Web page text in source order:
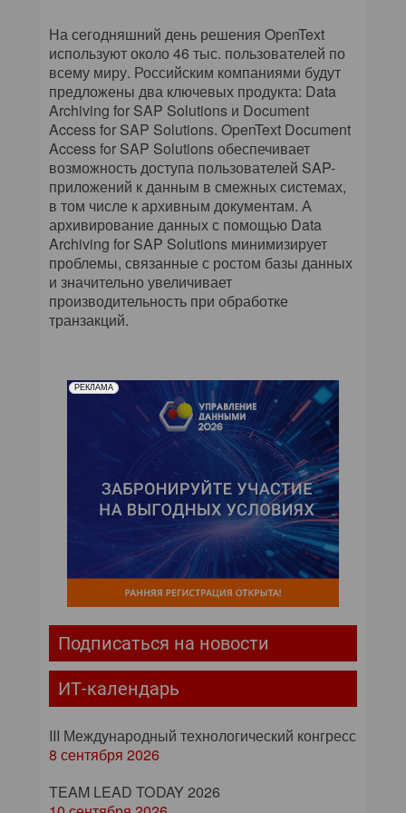
На сегодняшний день решения OpenText
используют около 46 тыс. пользователей по
всему миру. Российским компаниями будут
предложены два ключевых продукта: Data
Archiving for SAP Solutions и Document
Access for SAP Solutions. OpenText Document
Access for SAP Solutions обеспечивает
возможность доступа пользователей SAP-
приложений к данным в смежных системах,
в том числе к архивным документам. А
архивирование данных с помощью Data
Archiving for SAP Solutions минимизирует
проблемы, связанные с ростом базы данных
и значительно увеличивает
производительность при обработке
транзакций.
РЕКЛАМА
Подписаться на новости
ИТ-календарь
III Международный технологический конгресс
8 сентября 2026
TEAM LEAD TODAY 2026